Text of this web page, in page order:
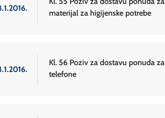
materijal za higijenske potrebe
Kl. 56 Poziv za dostavu ponuda za
telefone